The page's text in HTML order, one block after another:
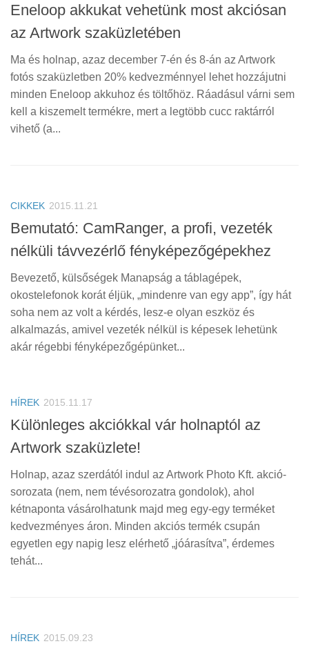
Eneloop akkukat vehetünk most akciósan
az Artwork szaküzletében
Ma és holnap, azaz december 7-én és 8-án az Artwork
fotós szaküzletben 20% kedvezménnyel lehet hozzájutni
minden Eneloop akkuhoz és töltőhöz. Ráadásul várni sem
kell a kiszemelt termékre, mert a legtöbb cucc raktárról
vihető (a...
CIKKEK 2015.11.21
Bemutató: CamRanger, a profi, vezeték
nélküli távvezérlő fényképezőgépekhez
Bevezető, külsőségek Manapság a táblagépek,
okostelefonok korát éljük, „mindenre van egy app”, így hát
soha nem az volt a kérdés, lesz-e olyan eszköz és
alkalmazás, amivel vezeték nélkül is képesek lehetünk
akár régebbi fényképezőgépünket...
HÍREK 2015.11.17
Különleges akciókkal vár holnaptól az
Artwork szaküzlete!
Holnap, azaz szerdától indul az Artwork Photo Kft. akció-
sorozata (nem, nem tévésorozatra gondolok), ahol
kétnaponta vásárolhatunk majd meg egy-egy terméket
kedvezményes áron. Minden akciós termék csupán
egyetlen egy napig lesz elérhető „jóárasítva”, érdemes
tehát...
HÍREK 2015.09.23